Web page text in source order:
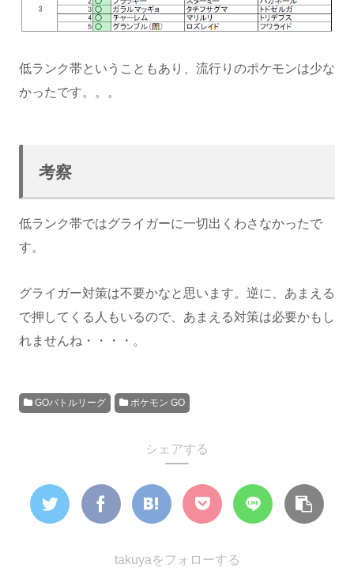
低ランク帯ということもあり、流行りのポケモンは少な
かったです。。。
考察
低ランク帯ではグライガーに一切出くわさなかったで
す。
グライガー対策は不要かなと思います。逆に、あまえる
で押してくる人もいるので、あまえる対策は必要かもし
れませんね・・・・。
GOバトルリーグ ポケモン GO
シェアする
takuyaをフォローする